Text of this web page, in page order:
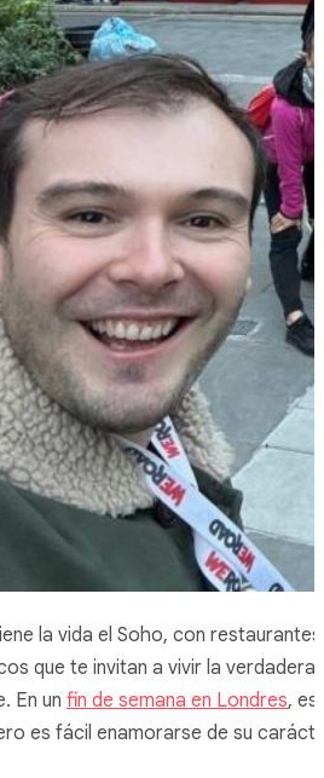
la vida el Soho, con
que te invitan a vivir la verdadera
En un fin de semana en Londres, es
es fácil enamorarse de su